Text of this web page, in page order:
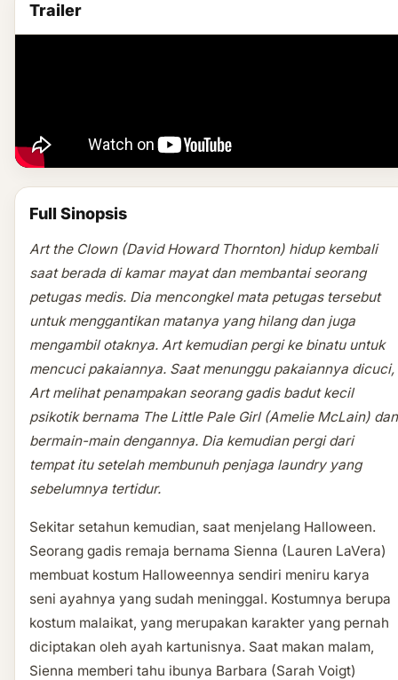
Trailer
Full Sinopsis
Art the Clown (David Howard Thornton) hidup kembali
saat berada di kamar mayat dan membantai seorang
petugas medis. Dia mencongkel mata petugas tersebut
untuk menggantikan matanya yang hilang dan juga
mengambil otaknya. Art kemudian pergi ke binatu untuk
mencuci pakaiannya. Saat menunggu pakaiannya dicuci,
Art melihat penampakan seorang gadis badut kecil
psikotik bernama The Little Pale Girl (Amelie McLain) dan
bermain-main dengannya. Dia kemudian pergi dari
tempat itu setelah membunuh penjaga laundry yang
sebelumnya tertidur.
Sekitar setahun kemudian, saat menjelang Halloween.
Seorang gadis remaja bernama Sienna (Lauren LaVera)
membuat kostum Halloweennya sendiri meniru karya
seni ayahnya yang sudah meninggal. Kostumnya berupa
kostum malaikat, yang merupakan karakter yang pernah
diciptakan oleh ayah kartunisnya. Saat makan malam,
Sienna memberi tahu ibunya Barbara (Sarah Voigt)